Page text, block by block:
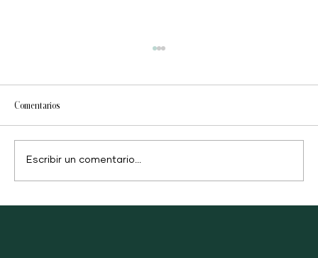
Comentarios
Escribir un comentario...